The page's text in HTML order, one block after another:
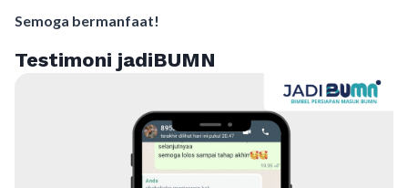
Semoga bermanfaat!
Testimoni jadiBUMN